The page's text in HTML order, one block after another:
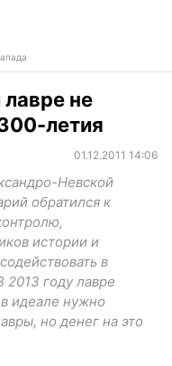
не
летия
01.12.2011 14:06
Невской
обратился к
истории и
в
году лавре
идеале нужно
но денег на это